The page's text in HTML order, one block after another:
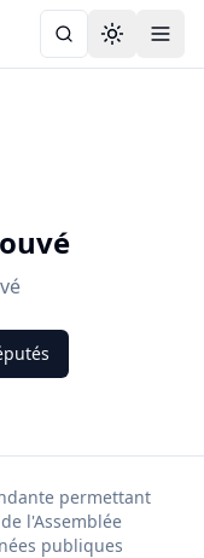
Toggle
permettant
l'Assemblée
publiques